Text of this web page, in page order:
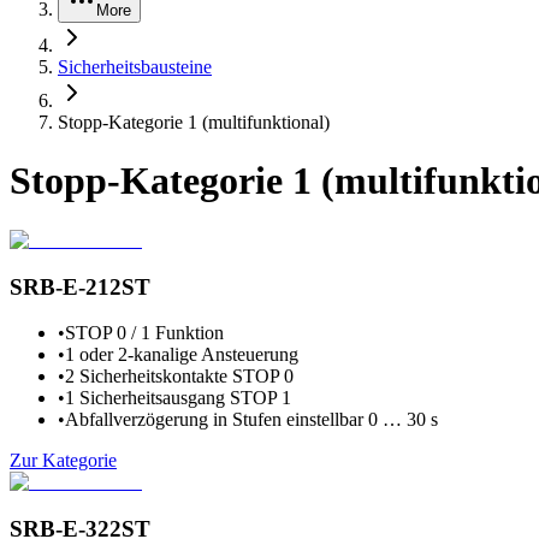
More
Sicherheitsbausteine
Stopp-Kategorie 1 (multifunktional)
Stopp-Kategorie 1
SRB-E-212ST
•STOP 0 / 1 Funktion
•1 oder 2-kanalige Ansteuerung
•2 Sicherheitskontakte STOP 0
•1 Sicherheitsausgang STOP 1
•Abfallverzögerung in Stufen einstellbar 0 … 30 s
Zur Kategorie
SRB-E-322ST